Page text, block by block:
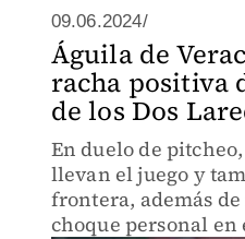
09.06.2024/
Águila de
racha positiva
de los Dos
En duelo de
llevan el juego y
frontera, además
choque personal en